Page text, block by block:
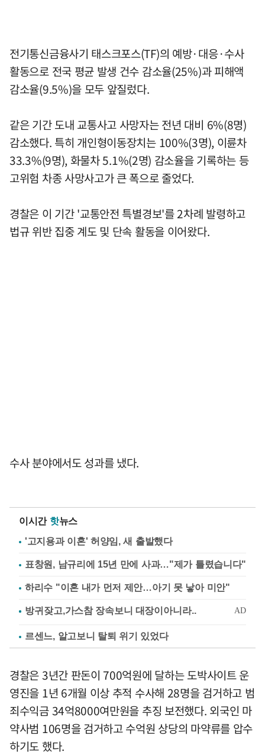
전기통신금융사기 태스크포스(TF)의 예방·대응·수사
활동으로 전국 평균 발생 건수 감소율(25%)과 피해액
감소율(9.5%)을 모두 앞질렀다.
같은 기간 도내 교통사고 사망자는 전년 대비 6%(8명)
감소했다. 특히 개인형이동장치는 100%(3명), 이륜차
33.3%(9명), 화물차 5.1%(2명) 감소율을 기록하는 등
고위험 차종 사망사고가 큰 폭으로 줄었다.
경찰은 이 기간 '교통안전 특별경보'를 2차례 발령하고
법규 위반 집중 계도 및 단속 활동을 이어왔다.
수사 분야에서도 성과를 냈다.
이시간 핫뉴스
'고지용과 이혼' 허양임, 새 출발했다
표창원, 남규리에 15년 만에 사과…"제가 틀렸습니다"
하리수 "이혼 내가 먼저 제안…아기 못 낳아 미안"
르센느, 알고보니 탈퇴 위기 있었다
경찰은 3년간 판돈이 700억원에 달하는 도박사이트 운
영진을 1년 6개월 이상 추적 수사해 28명을 검거하고 범
죄수익금 34억8000여만원을 추징 보전했다. 외국인 마
약사범 106명을 검거하고 수억원 상당의 마약류를 압수
하기도 했다.